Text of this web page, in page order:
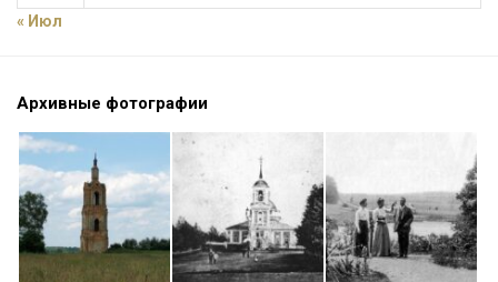
« Июл
Архивные фотографии